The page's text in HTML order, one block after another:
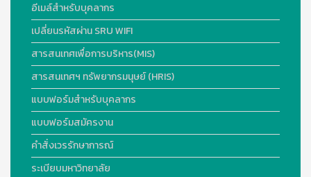
อีเมล์สำหรับบุคลากร
เปลี่ยนรหัสผ่าน SRU WIFI
สารสนเทศเพื่อการบริหาร(MIS)
สารสนเทศฯ ทรัพยากรมนุษย์ (HRIS)
แบบฟอร์มสำหรับบุคลากร
แบบฟอร์มสมัครงาน
คำสั่งเวรรักษาการณ์
ระเบียบมหาวิทยาลัย